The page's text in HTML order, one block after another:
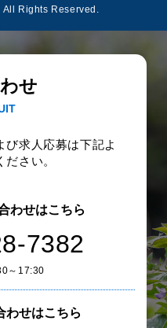
All Rights Reserved.
せ
び求人応募は下記よ
さい。
わせはこちら
7382
～17:30
わせはこちら